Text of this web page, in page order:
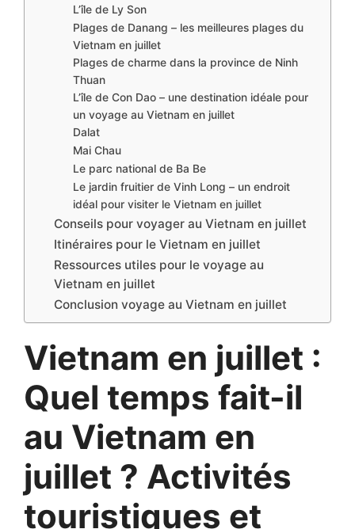
L’île de Ly Son
Plages de Danang – les meilleures plages du
Vietnam en juillet
Plages de charme dans la province de Ninh
Thuan
L’île de Con Dao – une destination idéale pour
un voyage au Vietnam en juillet
Dalat
Mai Chau
Le parc national de Ba Be
Le jardin fruitier de Vinh Long – un endroit
idéal pour visiter le Vietnam en juillet
Conseils pour voyager au Vietnam en juillet
Itinéraires pour le Vietnam en juillet
Ressources utiles pour le voyage au
Vietnam en juillet
Conclusion voyage au Vietnam en juillet
Vietnam en juillet :
Quel temps fait-il
au Vietnam en
juillet ? Activités
touristiques et